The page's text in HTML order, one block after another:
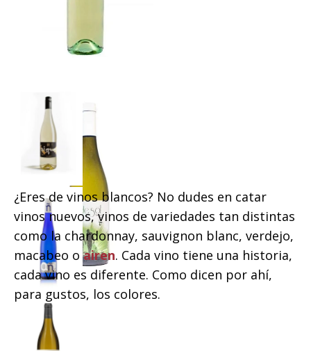
¿Eres de vinos blancos? No dudes en catar
vinos nuevos, vinos de variedades tan distintas
como la chardonnay, sauvignon blanc, verdejo,
macabeo oairen. Cada vino tiene una historia,
cada vino es diferente. Como dicen por ahí,
para gustos, los colores.